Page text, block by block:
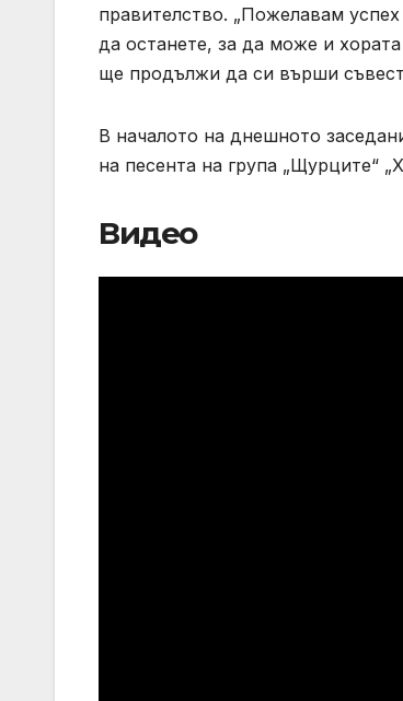
правителство. „Пожелавам
да останете, за да може и
ще продължи да си върши
В началото на днешното
на песента на група „Щурците“
Видео